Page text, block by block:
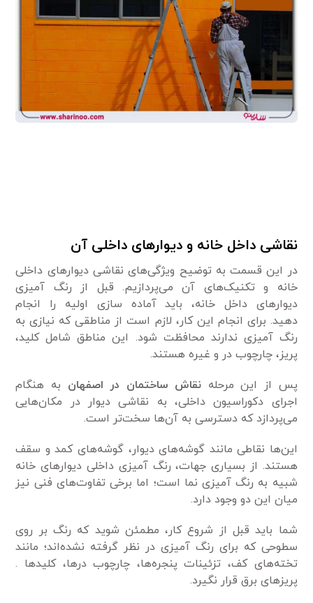
نقاشی داخل خانه و دیوارهای داخلی آن
در این قسمت به توضیح ویژگی‌های نقاشی دیوارهای داخلی
خانه و تکنیک‌های آن می‌پردازیم. قبل از رنگ آمیزی
دیوارهای داخل خانه، باید آماده سازی اولیه را انجام
دهید. برای انجام این کار، لازم است از مناطقی که نیازی به
رنگ آمیزی ندارند محافظت شود. این مناطق شامل کلید،
پریز، چارچوب در و غیره هستند.
پس از این مرحله نقاش ساختمان در اصفهان به هنگام
اجرای دکوراسیون داخلی، به نقاشی دیوار در مکان‌هایی
می‌پردازد که دسترسی به آن‌ها سخت‌تر است.
این‌ها نقاطی مانند گوشه‌های دیوار، گوشه‌های کمد و سقف
هستند. از بسیاری جهات، رنگ آمیزی داخلی دیوارهای خانه
شبیه به رنگ آمیزی نما است؛ اما برخی تفاوت‌های فنی نیز
میان این دو وجود دارد.
شما باید قبل از شروع کار، مطمئن شوید که رنگ بر روی
سطوحی که برای رنگ آمیزی در نظر گرفته نشده‌اند؛ مانند
تخته‌های کف، تزئینات پنجره‌ها، چارچوب درها، کلیدها .
پریزهای برق قرار نگیرد.